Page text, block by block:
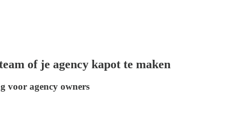
of je agency kapot te maken
voor agency owners